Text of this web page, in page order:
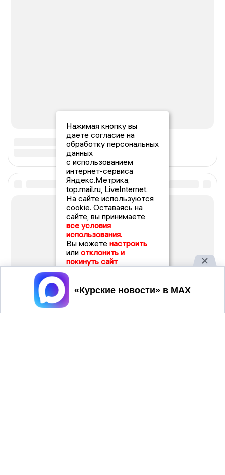
Нажимая кнопку вы
даете согласие на
обработку персональных
данных
с использованием
интернет-сервиса
Яндекс.Метрика,
top.mail.ru, LiveInternet.
На сайте используются
cookie. Оставаясь на
сайте, вы принимаете
все условия
использования.
Вы можете настроить
или отклонить и
покинуть сайт
Принять